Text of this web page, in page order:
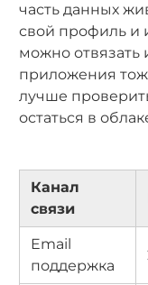
часть данных
свой профиль и
можно отвязать
приложения
лучше
остаться в
Канал
связи
Email
поддержка